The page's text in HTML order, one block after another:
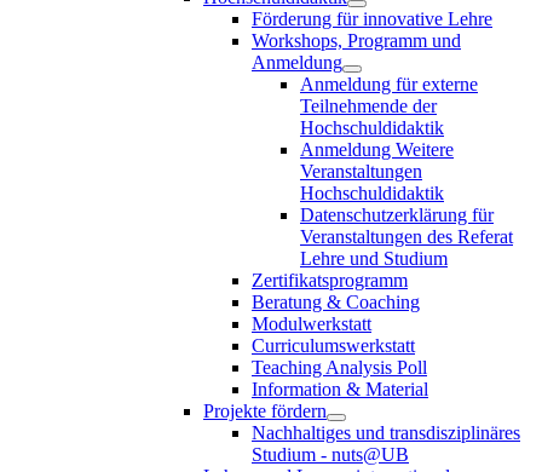
Förderung für innovative Lehre
Workshops, Programm und
Anmeldung
Anmeldung für externe
Teilnehmende der
Hochschuldidaktik
Anmeldung Weitere
Veranstaltungen
Hochschuldidaktik
Datenschutzerklärung für
Veranstaltungen des Referat
Lehre und Studium
Zertifikatsprogramm
Beratung & Coaching
Modulwerkstatt
Curriculumswerkstatt
Teaching Analysis Poll
Information & Material
Projekte fördern
Nachhaltiges und transdisziplinäres
Studium - nuts@UB